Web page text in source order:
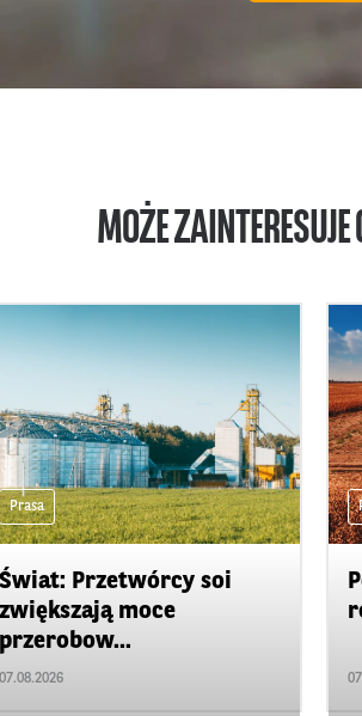
MOŻE
Prasa
Świat: Przetwórcy soi
zwiększają moce
przerobow...
07.08.2026